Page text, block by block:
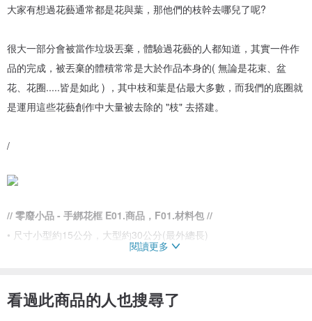
大家有想過花藝通常都是花與葉，那他們的枝幹去哪兒了呢?
很大一部分會被當作垃圾丟棄，體驗過花藝的人都知道，其實一件作
品的完成，被丟棄的體積常常是大於作品本身的( 無論是花束、盆
花、花圈.....皆是如此 ) ，其中枝和葉是佔最大多數，而我們的底圈就
是運用這些花藝創作中大量被去除的 "枝" 去搭建。
/
// 零廢小品 - 手綁花框 E01.商品，F01.材料包 //
• 尺寸小型約15公分，大型約30公分(最外總長)
• 內容物 : 各類果實、葉片、樹枝
• 可吊掛於牆面，加根樹枝也可擺放在台面上
• 綁上繩子還可吊掛卡片、明信片、名片，紀錄祝福或待辦事項
閱讀更多
看過此商品的人也搜尋了